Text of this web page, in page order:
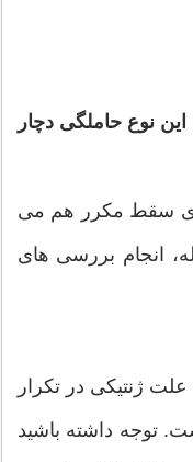
نوع حاملگی دچار
سقط مکرر هم می
انجام بررسی های
ژنتیکی در تکرار
توجه داشته باشید